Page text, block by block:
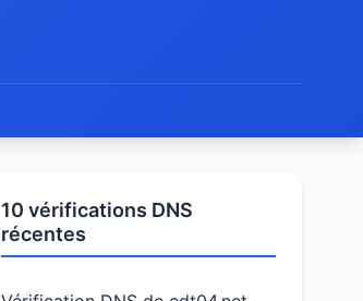
10 vérifications DNS
récentes